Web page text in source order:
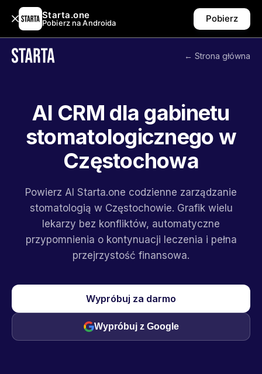
Starta.one
Pobierz na Androida Pobierz
← Strona główna
AI CRM dla gabinetu
stomatologicznego w
Częstochowa
Powierz AI Starta.one codzienne zarządzanie
stomatologią w Częstochowie. Grafik wielu
lekarzy bez konfliktów, automatyczne
przypomnienia o kontynuacji leczenia i pełna
przejrzystość finansowa.
Wypróbuj za darmo
Wypróbuj z Google